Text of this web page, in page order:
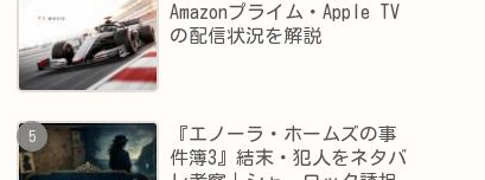
Amazonプライム・Apple TV
の配信状況を解説
『エノーラ・ホームズの事
件簿3』結末・犯人をネタバ